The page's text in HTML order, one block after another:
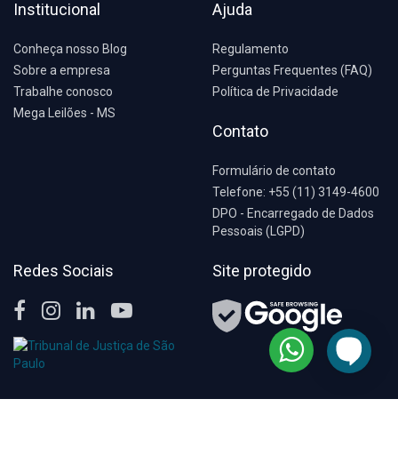
Institucional
Conheça nosso Blog
Sobre a empresa
Trabalhe conosco
Mega Leilões - MS
Ajuda
Regulamento
Perguntas Frequentes (FAQ)
Política de Privacidade
Contato
Formulário de contato
Telefone: +55 (11) 3149-4600
DPO - Encarregado de Dados
Pessoais (LGPD)
Redes Sociais Site protegido